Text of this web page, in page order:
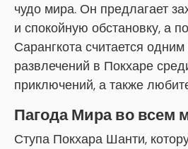
чудо мира. Он предлагает
и спокойную обстановку, а
Сарангкота считается
развлечений в Покхаре
приключений, а также
Пагода Мира во всем
Ступа Покхара Шанти,